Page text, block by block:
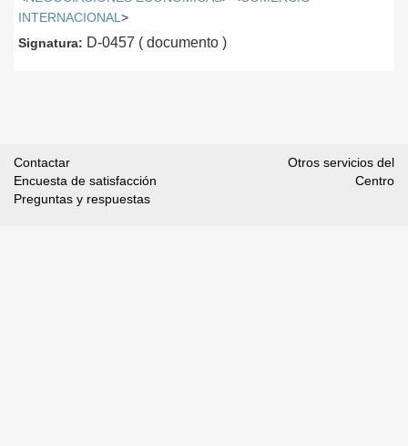
INTERNACIONAL >
Signatura: D-0457 ( documento )
Contactar
Encuesta de satisfacción
Preguntas y respuestas
Otros servicios del
Centro